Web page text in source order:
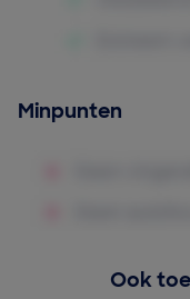
Minpunten
Ook